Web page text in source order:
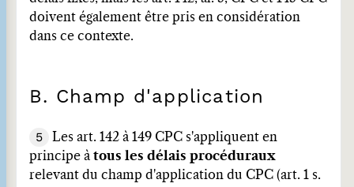
doivent également être pris en considération
dans ce contexte.
B. Champ d'application
5
Les art. 142 à 149 CPC s'appliquent en
principe à tous les délais procéduraux
relevant du champ d'application du CPC (art. 1 s.